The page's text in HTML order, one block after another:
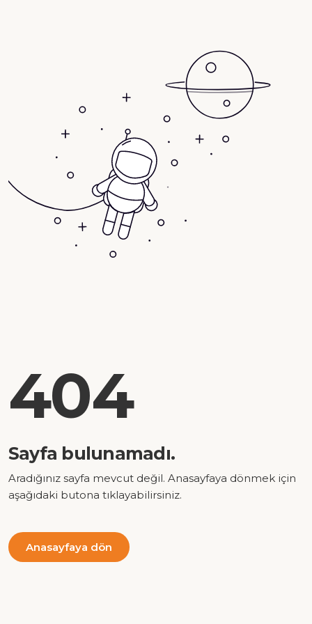
404
Sayfa bulunamadı.
Aradığınız sayfa mevcut değil. Anasayfaya dönmek için
aşağıdaki butona tıklayabilirsiniz.
Anasayfaya dön